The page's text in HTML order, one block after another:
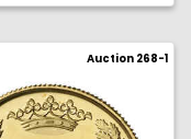
Auction 268-1